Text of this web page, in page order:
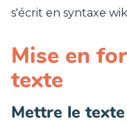
s'écrit en syntaxe
Mise en
texte
Mettre le